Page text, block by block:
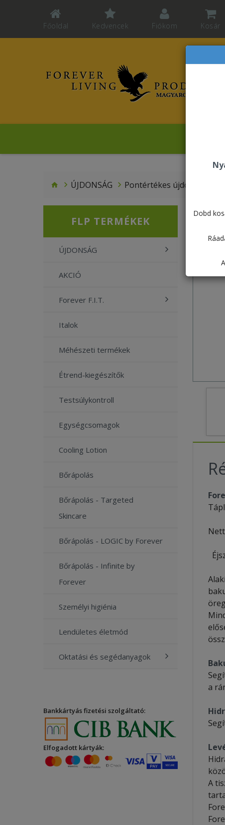
Dobd
Főoldal Kedvencek Fiókom Kosár
ÚJDONSÁG Pontértékes újdonságok
FLP TERMÉKEK
ÚJDONSÁG
AKCIÓ
Forever F.I.T.
Italok
Méhészeti termékek
Étrend-kiegészítők
Testsúlykontroll
Egységcsomagok
Cooling Lotion
Bőrápolás
Bőrápolás - Targeted
Skincare
Bőrápolás - LOGIC by Forever
Bőrápolás - Infinite by
Forever
Személyi higiénia
Lendületes életmód
Oktatási és segédanyagok
Bankkártyás fizetési szolgáltató:
Elfogadott kártyák:
a
A